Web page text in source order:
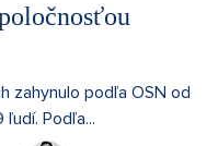
zahynulo podľa OSN od
Podľa...